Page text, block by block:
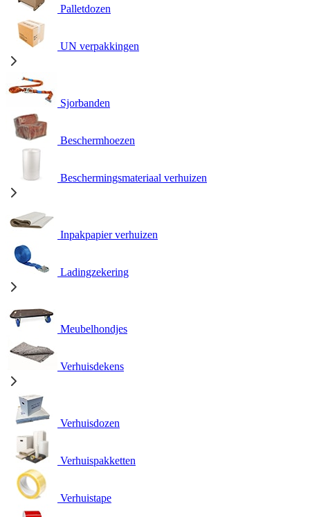
Palletdozen
UN verpakkingen
Sjorbanden
Beschermhoezen
Beschermingsmateriaal verhuizen
Inpakpapier verhuizen
Ladingzekering
Meubelhondjes
Verhuisdekens
Verhuisdozen
Verhuispakketten
Verhuistape